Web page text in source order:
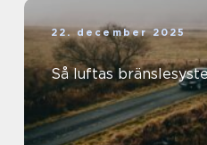
22. december 2025
Så luftas